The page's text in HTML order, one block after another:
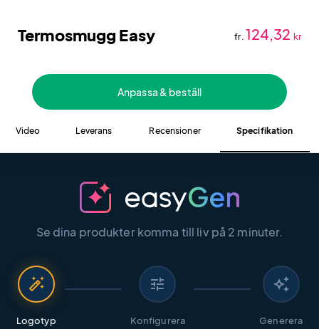
Termosmugg Easy fr. 124,32 kr
Anpassa & beställ
Video Leverans Recensioner Specifikation
Se dina produkter komma till liv på 2 minuter.
auto_fix_high
Logotyp
tune
Konfigurera
auto_awesome
Generera